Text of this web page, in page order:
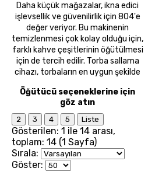
Daha küçük mağazalar, ikna edici
işlevsellik ve güvenilirlik için 804'e
değer veriyor. Bu makinenin
temizlenmesi çok kolay olduğu için,
farklı kahve çeşitlerinin öğütülmesi
için de tercih edilir. Torba sallama
cihazı, torbaların en uygun şekilde
Öğütücü seçeneklerine için
göz atın
2 3 4 5 Liste
Gösterilen: 1 ile 14 arası,
toplam: 14 (1 Sayfa)
Sırala:
Göster: